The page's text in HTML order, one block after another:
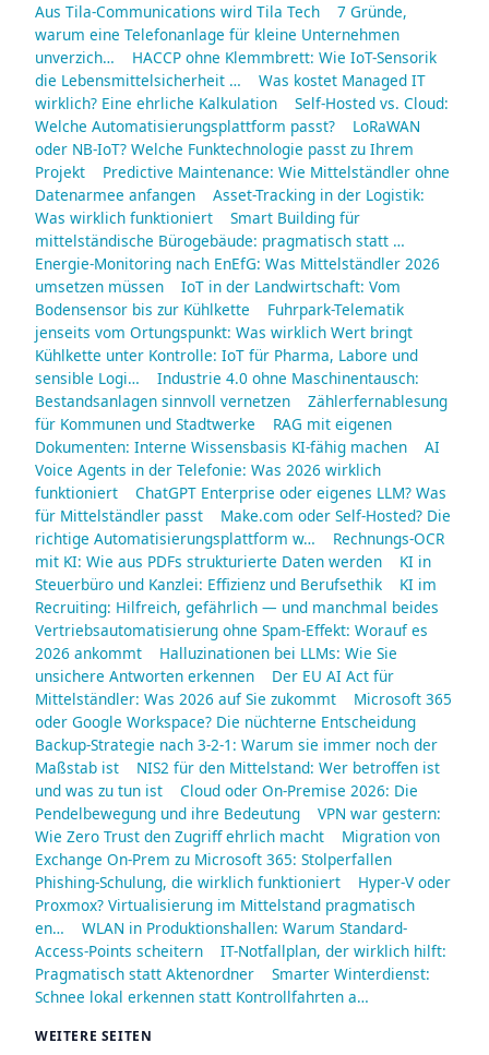
Aus Tila-Communications wird Tila Tech
7 Gründe,
warum eine Telefonanlage für kleine Unternehmen
unverzich…
HACCP ohne Klemmbrett: Wie IoT-Sensorik
die Lebensmittelsicherheit …
Was kostet Managed IT
wirklich? Eine ehrliche Kalkulation
Self-Hosted vs. Cloud:
Welche Automatisierungsplattform passt?
LoRaWAN
oder NB-IoT? Welche Funktechnologie passt zu Ihrem
Projekt
Predictive Maintenance: Wie Mittelständler ohne
Datenarmee anfangen
Asset-Tracking in der Logistik:
Was wirklich funktioniert
Smart Building für
mittelständische Bürogebäude: pragmatisch statt …
Energie-Monitoring nach EnEfG: Was Mittelständler 2026
umsetzen müssen
IoT in der Landwirtschaft: Vom
Bodensensor bis zur Kühlkette
Fuhrpark-Telematik
jenseits vom Ortungspunkt: Was wirklich Wert bringt
Kühlkette unter Kontrolle: IoT für Pharma, Labore und
sensible Logi…
Industrie 4.0 ohne Maschinentausch:
Bestandsanlagen sinnvoll vernetzen
Zählerfernablesung
für Kommunen und Stadtwerke
RAG mit eigenen
Dokumenten: Interne Wissensbasis KI-fähig machen
AI
Voice Agents in der Telefonie: Was 2026 wirklich
funktioniert
ChatGPT Enterprise oder eigenes LLM? Was
für Mittelständler passt
Make.com oder Self-Hosted? Die
richtige Automatisierungsplattform w…
Rechnungs-OCR
mit KI: Wie aus PDFs strukturierte Daten werden
KI in
Steuerbüro und Kanzlei: Effizienz und Berufsethik
KI im
Recruiting: Hilfreich, gefährlich — und manchmal beides
Vertriebsautomatisierung ohne Spam-Effekt: Worauf es
2026 ankommt
Halluzinationen bei LLMs: Wie Sie
unsichere Antworten erkennen
Der EU AI Act für
Mittelständler: Was 2026 auf Sie zukommt
Microsoft 365
oder Google Workspace? Die nüchterne Entscheidung
Backup-Strategie nach 3-2-1: Warum sie immer noch der
Maßstab ist
NIS2 für den Mittelstand: Wer betroffen ist
und was zu tun ist
Cloud oder On-Premise 2026: Die
Pendelbewegung und ihre Bedeutung
VPN war gestern:
Wie Zero Trust den Zugriff ehrlich macht
Migration von
Exchange On-Prem zu Microsoft 365: Stolperfallen
Phishing-Schulung, die wirklich funktioniert
Hyper-V oder
Proxmox? Virtualisierung im Mittelstand pragmatisch
en…
WLAN in Produktionshallen: Warum Standard-
Access-Points scheitern
IT-Notfallplan, der wirklich hilft:
Pragmatisch statt Aktenordner
Smarter Winterdienst:
Schnee lokal erkennen statt Kontrollfahrten a…
WEITERE SEITEN